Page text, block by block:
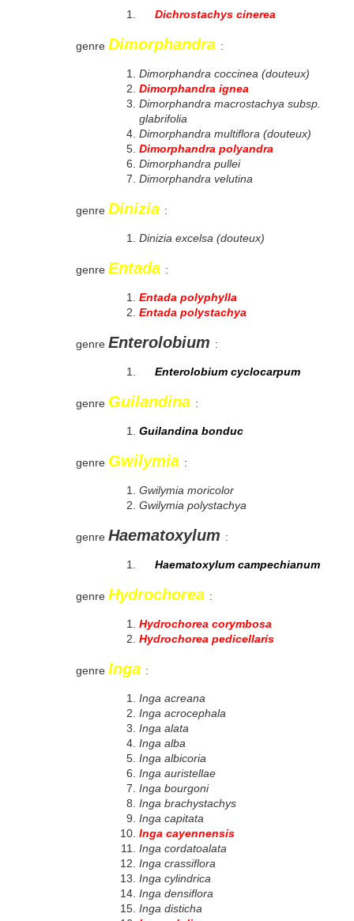
Dichrostachys cinerea
genre Dimorphandra :
Dimorphandra coccinea (douteux)
Dimorphandra ignea
Dimorphandra macrostachya subsp.
glabrifolia
Dimorphandra multiflora (douteux)
Dimorphandra polyandra
Dimorphandra pullei
Dimorphandra velutina
genre Dinizia :
Dinizia excelsa (douteux)
genre Entada :
Entada polyphylla
Entada polystachya
genre Enterolobium :
Enterolobium cyclocarpum
genre Guilandina :
Guilandina bonduc
genre Gwilymia :
Gwilymia moricolor
Gwilymia polystachya
genre Haematoxylum :
Haematoxylum campechianum
genre Hydrochorea :
Hydrochorea corymbosa
Hydrochorea pedicellaris
genre Inga :
Inga acreana
Inga acrocephala
Inga alata
Inga alba
Inga albicoria
Inga auristellae
Inga bourgoni
Inga brachystachys
Inga capitata
Inga cayennensis
Inga cordatoalata
Inga crassiflora
Inga cylindrica
Inga densiflora
Inga disticha